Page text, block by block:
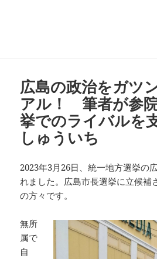
広島の政治をガツ
アル！ 筆者が参
挙でのライバルを
しゅういち
2023年3月26日、統一地方選挙の
れました。広島市長選挙に立候補
の方々です。
無所
属で
自